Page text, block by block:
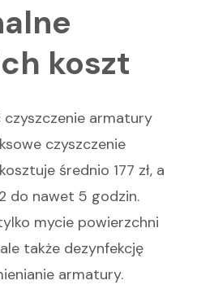
koszt
armatury
czyszczenie
średnio 177 zł, a
do nawet 5 godzin.
mycie powierzchni
także dezynfekcję
armatury.